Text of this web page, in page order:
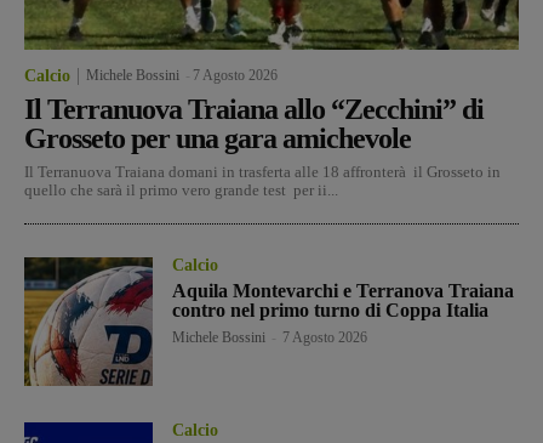
Calcio Michele Bossini 7 Agosto 2026
Il Terranuova Traiana allo “Zecchini” di
Grosseto per una gara amichevole
Il Terranuova Traiana domani in trasferta alle 18 affronterà il Grosseto in
quello che sarà il primo vero grande test per ii...
Calcio
Aquila Montevarchi e Terranova Traiana
contro nel primo turno di Coppa Italia
Michele Bossini 7 Agosto 2026
Calcio